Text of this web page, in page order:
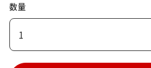
数量
1